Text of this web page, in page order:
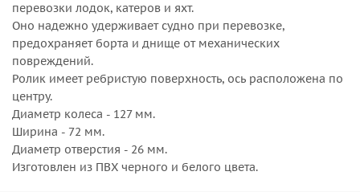
перевозки лодок, катеров и яхт.
Оно надежно удерживает судно при перевозке,
предохраняет борта и днище от механических
повреждений.
Ролик имеет ребристую поверхность, ось расположена по
центру.
Диаметр колеса - 127 мм.
Ширина - 72 мм.
Диаметр отверстия - 26 мм.
Изготовлен из ПВХ черного и белого цвета.